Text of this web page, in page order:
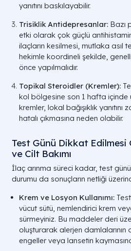
yanıtını baskılayabilir.
Trisiklik Antidepresanlar: Bazı
etki olarak çok güçlü
ilaçların kesilmesi, mutlaka asıl
hekimle koordineli şekilde,
önce yapılmalıdır.
Topikal Steroidler (Kremler):
kol bölgesine son 1 hafta içinde
kremler, lokal bağışıklık
hatalı çıkmasına neden olabilir.
Test Günü Dikkat Edilmesi
ve Cilt Bakımı
İlaç arınma süreci kadar, test
durumu da sonuçların netliği
Krem ve Losyon Kullanımı:
vücut sütü, nemlendirici krem
sürmeyiniz. Bu maddeler deri
oluşturarak alerjen damlalarının
engeller veya lansetin